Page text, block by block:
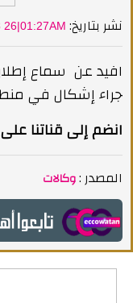
26|01:27AM :نشر بتاريخ
افيد عن سماع
جراء إشكال في
انضم إلى قناتنا
المصدر :وكالات